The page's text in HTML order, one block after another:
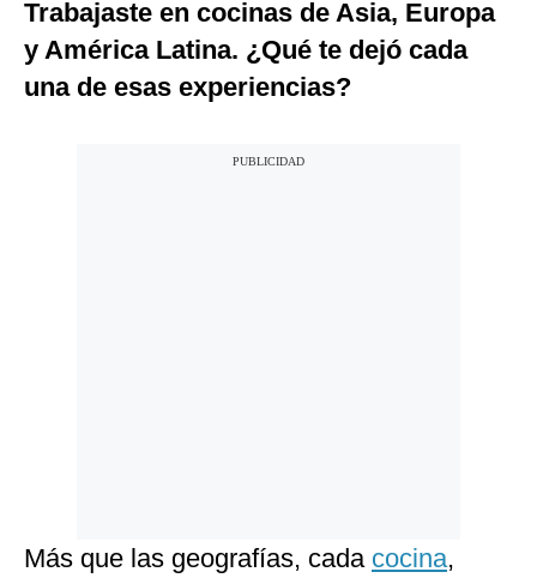
Trabajaste en cocinas de Asia, Europa
y América Latina. ¿Qué te dejó cada
una de esas experiencias?
Más que las geografías, cada cocina,